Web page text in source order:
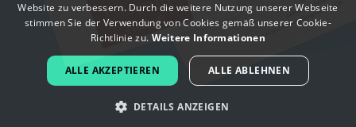
FRENCH
PORTUGUESE
Website zu verbessern. Durch die weitere Nutzung unserer Webseite
stimmen Sie der Verwendung von Cookies gemäß unserer Cookie-
Richtlinie zu. Weitere Informationen
ALLE AKZEPTIEREN ALLE ABLEHNEN
DETAILS ANZEIGEN